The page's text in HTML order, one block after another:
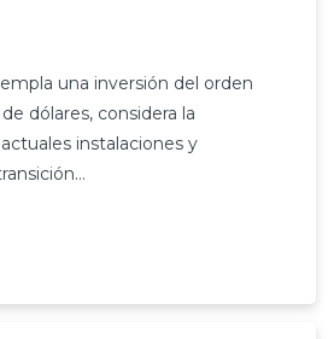
una inversión del orden
dólares, considera la
instalaciones y